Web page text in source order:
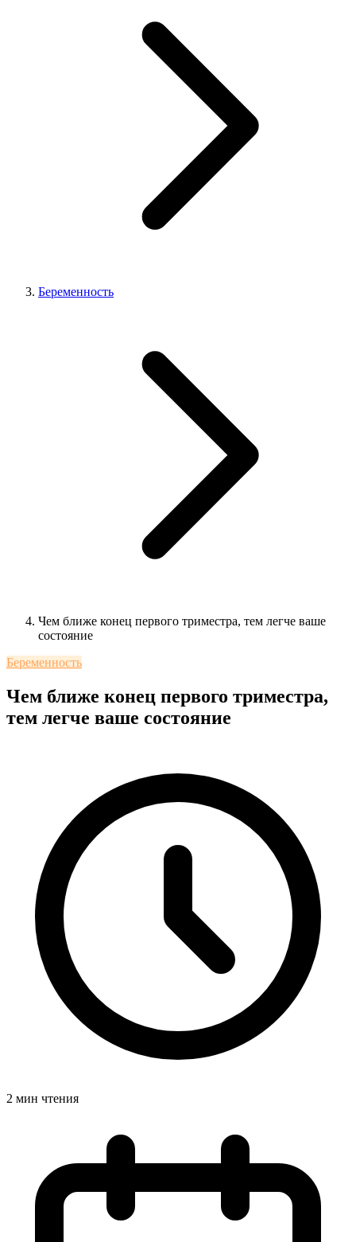
Беременность
Чем ближе конец первого триместра, тем легче ваше
состояние
Беременность
Чем ближе конец первого триместра,
тем легче ваше состояние
2 мин чтения